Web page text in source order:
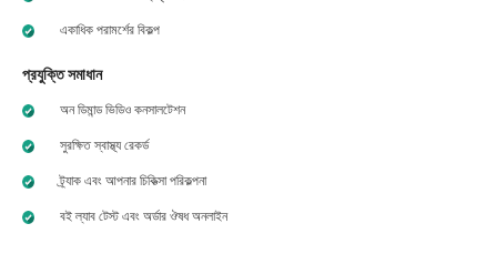
একাধিক পরামর্শের বিকল্প
প্রযুক্তি সমাধান
অন ডিমান্ড ভিডিও কনসালটেশন
সুরক্ষিত স্বাস্থ্য রেকর্ড
ট্র্যাক এবং আপনার চিকিত্সা পরিকল্পনা
বই ল্যাব টেস্ট এবং অর্ডার ঔষধ অনলাইন